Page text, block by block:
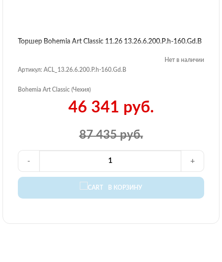
Торшер Bohemia Art Classic 11.26 13.26.6.200.P.h-160.Gd.B
Нет в наличии
Артикул: ACL_13.26.6.200.P.h-160.Gd.B
Bohemia Art Classic (Чехия)
87 435 руб.
46 341 руб.
В КОРЗИНУ
- +